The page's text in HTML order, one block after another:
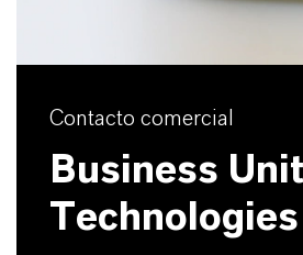
Contacto comercial
Business
Technologies